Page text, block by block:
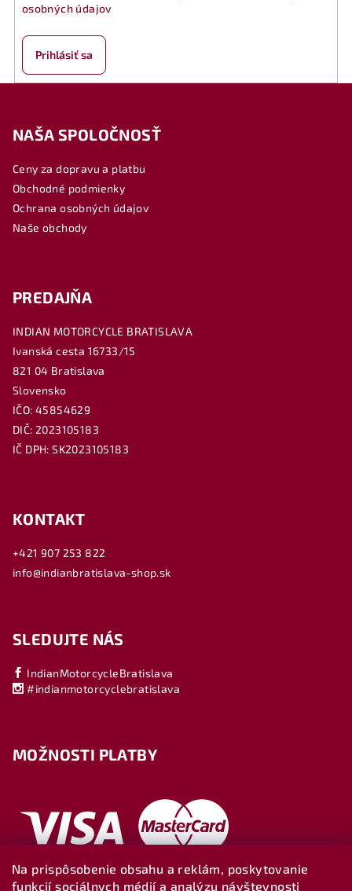
Na prispôsobenie obsahu a reklám, poskytovanie
funkcií sociálnych médií a analýzu návštevnosti
osobných údajov
Prihlásiť sa
NAŠA SPOLOČNOSŤ
Ceny za dopravu a platbu
Obchodné podmienky
Ochrana osobných údajov
Naše obchody
PREDAJŇA
INDIAN MOTORCYCLE BRATISLAVA
Ivanská cesta 16733/15
821 04 Bratislava
Slovensko
IČO: 45854629
DIČ: 2023105183
IČ DPH: SK2023105183
KONTAKT
+421 907 253 822
info@indianbratislava-shop.sk
SLEDUJTE NÁS
IndianMotorcycleBratislava
#indianmotorcyclebratislava
MOŽNOSTI PLATBY